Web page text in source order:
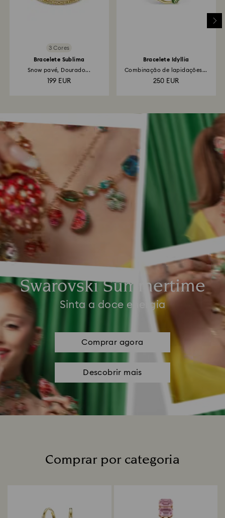
3 Cores
Bracelete Sublima
Snow pavé, Dourado...
199 EUR
Bracelete Idyllia
Combinação de lapidações...
250 EUR
Swarovski Summertime
Sinta a doce energia
Comprar agora
Descobrir mais
Comprar por categoria